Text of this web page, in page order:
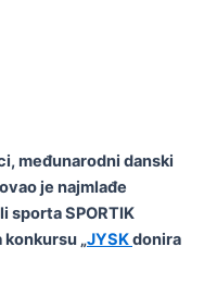
međunarodni danski
je najmlađe
sporta SPORTIK
konkursu „JYSKdonira